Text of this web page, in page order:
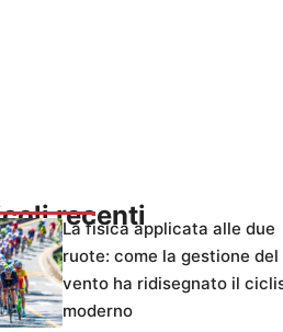
recenti
La fisica applicata alle due
ruote: come la gestione del
vento ha ridisegnato il
moderno